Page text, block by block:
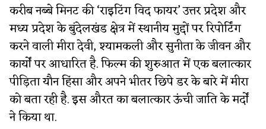
करीब नब्बे मिनट की ‘राइटिंग विद फायर’ उत्तर प्रदेश और
मध्य प्रदेश के बुंदेलखंड क्षेत्र में स्थानीय मुद्दों पर रिपोर्टिंग
करने वाली मीरा देवी, श्यामकली और सुनीता के जीवन और
कार्यों पर आधारित है. फिल्म की शुरुआत में एक बलात्कार
पीड़िता यौन हिंसा और अपने भीतर छिपे डर के बारे में मीरा
को बता रही है. इस औरत का बलात्कार ऊंची जाति के मर्दों
ने किया था.